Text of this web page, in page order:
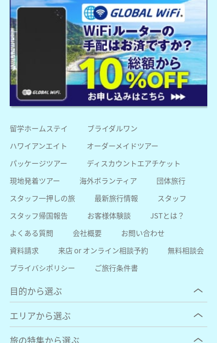
留学ホームステイ
ブライダルワン
ハワイアンエイト
オーダーメイドツアー
パッケージツアー
ディスカウントエアチケット
現地発着ツアー
海外ボランティア
団体旅行
スタッフ一押しの旅
最新旅行情報
スタッフ
スタッフ帰国報告
お客様体験談
JSTとは？
よくある質問
会社概要
お問い合わせ
資料請求
来店 or オンライン相談予約
無料相談会
プライバシポリシー
ご旅行条件書
目的から選ぶ
エリアから選ぶ
旅の特集から選ぶ